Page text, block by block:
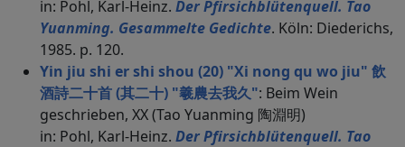
in: Pohl, Karl-Heinz. Der Pfirsichblütenquell. Tao
Yuanming. Gesammelte Gedichte. Köln: Diederichs,
1985. p. 120.
Yin jiu shi er shi shou (20) "Xi nong qu wo jiu" 飲
酒詩二十首 (其二十) "羲農去我久": Beim Wein
geschrieben, XX (Tao Yuanming 陶淵明)
in: Pohl, Karl-Heinz. Der Pfirsichblütenquell. Tao